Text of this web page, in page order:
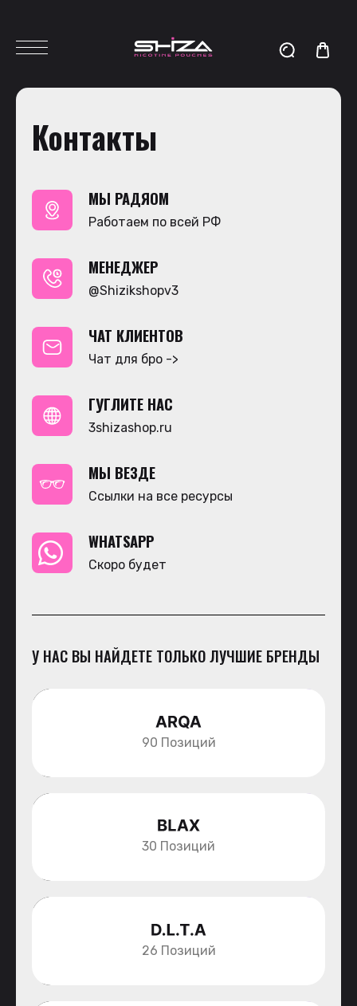
Контакты
МЫ РАДЯОМ
Работаем по всей РФ
МЕНЕДЖЕР
@Shizikshopv3
ЧАТ КЛИЕНТОВ
Чат для бро ->
ГУГЛИТЕ НАС
3shizashop.ru
МЫ ВЕЗДЕ
Ссылки на все ресурсы
WHATSAPP
Скоро будет
У НАС ВЫ НАЙДЕТЕ ТОЛЬКО ЛУЧШИЕ БРЕНДЫ
90 Позиций
30 Позиций
26 Позиций